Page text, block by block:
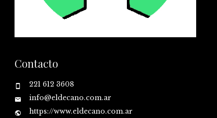
Contacto
221 612 3608
info@eldecano.com.ar
https://www.eldecano.com.ar